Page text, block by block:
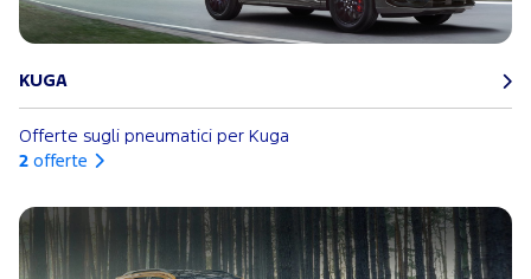
KUGA
Offerte sugli pneumatici per Kuga
2 offerte